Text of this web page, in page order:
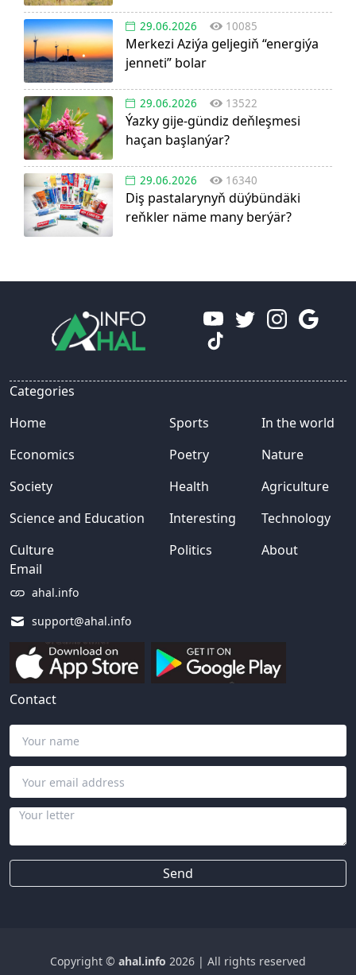
29.06.2026 10085
Merkezi Aziýa geljegiň “energiýa
jenneti” bolar
29.06.2026 13522
Ýazky gije-gündiz deňleşmesi
haçan başlanýar?
29.06.2026 16340
Diş pastalarynyň düýbündäki
reňkler näme many berýär?
Email
ahal.info
support@ahal.info
Categories
Home
Economics
Society
Science and Education
Culture
Sports
Poetry
Health
Interesting
Politics
In the world
Nature
Agriculture
Technology
About
Contact
Send
Copyright © ahal.info 2026 | All rights reserved